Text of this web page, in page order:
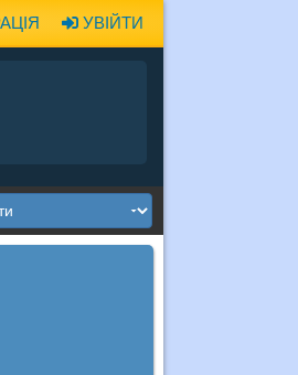
УВІЙТИ